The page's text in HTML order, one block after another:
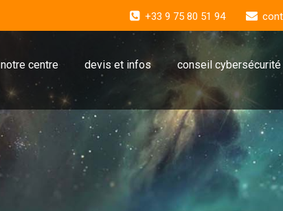
+33 9 75 80 51 94
notre centre devis et infos conseil